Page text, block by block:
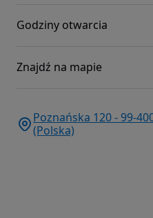
Godziny otwarcia
Znajdź na mapie
Poznańska 120 - 99-
(Polska)